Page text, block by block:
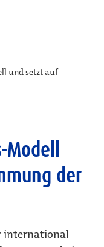
und setzt auf
Modell
der
international